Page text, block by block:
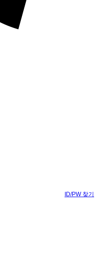
ID/PW 찾기